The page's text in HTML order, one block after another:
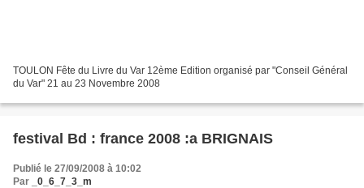
TOULON Fête du Livre du Var 12ème Edition organisé par "Conseil Général
du Var" 21 au 23 Novembre 2008
festival Bd : france 2008 :a BRIGNAIS
Publié le 27/09/2008 à 10:02
Par
_0_6_7_3_m